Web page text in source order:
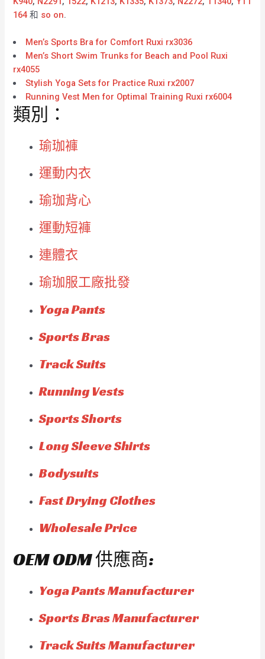
164 和 so on.
Men’s Sports Bra for Comfort Ruxi rx3036
Men’s Short Swim Trunks for Beach and Pool Ruxi
rx4055
Stylish Yoga Sets for Practice Ruxi rx2007
Running Vest Men for Optimal Training Ruxi rx6004
類別：
瑜珈褲
運動内衣
瑜珈背心
運動短褲
連體衣
瑜珈服工廠批發
Yoga Pants
Sports Bras
Track Suits
Running Vests
Sports Shorts
Long Sleeve Shirts
Bodysuits
Fast Drying Clothes
Wholesale Price
OEM ODM 供應商:
Yoga Pants Manufacturer
Sports Bras Manufacturer
Track Suits Manufacturer